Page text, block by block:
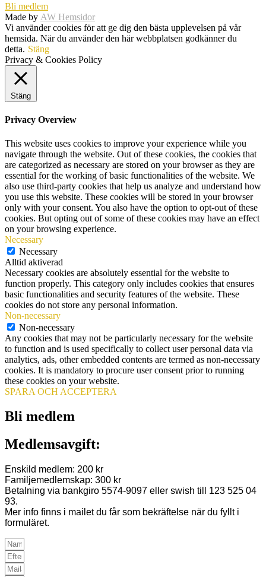
Bli medlem
Made by AW Hemsidor
Vi använder cookies för att ge dig den bästa upplevelsen på vår
hemsida. När du använder den här webbplatsen godkänner du
detta. Stäng
Privacy & Cookies Policy
Stäng
Privacy Overview
This website uses cookies to improve your experience while you
navigate through the website. Out of these cookies, the cookies that
are categorized as necessary are stored on your browser as they are
essential for the working of basic functionalities of the website. We
also use third-party cookies that help us analyze and understand how
you use this website. These cookies will be stored in your browser
only with your consent. You also have the option to opt-out of these
cookies. But opting out of some of these cookies may have an effect
on your browsing experience.
Necessary
Necessary
Alltid aktiverad
Necessary cookies are absolutely essential for the website to
function properly. This category only includes cookies that ensures
basic functionalities and security features of the website. These
cookies do not store any personal information.
Non-necessary
Non-necessary
Any cookies that may not be particularly necessary for the website
to function and is used specifically to collect user personal data via
analytics, ads, other embedded contents are termed as non-necessary
cookies. It is mandatory to procure user consent prior to running
these cookies on your website.
SPARA OCH ACCEPTERA
Bli medlem
Medlemsavgift:
Enskild medlem: 200 kr
Familjemedlemskap: 300 kr
Betalning via bankgiro 5574-9097 eller swish till 123 525 04
93.
Mer info finns i mailet du får som bekräftelse när du fyllt i
formuläret.